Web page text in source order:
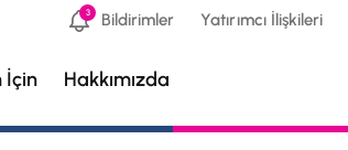
3 Bildirimler Yatırımcı İlişkileri
İçin Hakkımızda